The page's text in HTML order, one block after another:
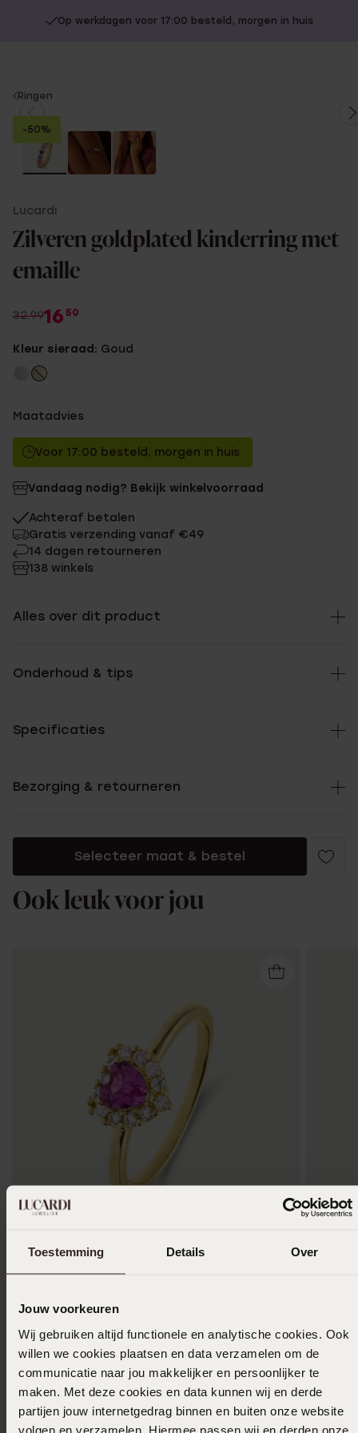
Toestemming Details Over
Jouw voorkeuren
Wij gebruiken altijd functionele en analytische cookies. Ook
willen we cookies plaatsen en data verzamelen om de
communicatie naar jou makkelijker en persoonlijker te
maken. Met deze cookies en data kunnen wij en derde
partijen jouw internetgedrag binnen en buiten onze website
volgen en verzamelen. Hiermee passen wij en derden onze
Op werkdagen voor 17:00 besteld, morgen in huis
You
are
here:
Ringen
-50%
Lucardi
Zilveren goldplated kinderring met
emaille
32.9916 50
Kleur sieraad: Goud
Maatadvies
Voor 17:00 besteld, morgen in huis
Vandaag nodig? Bekijk winkelvoorraad
Achteraf betalen
Gratis verzending vanaf €49
14 dagen retourneren
138 winkels
Alles over dit product
Onderhoud & tips
Specificaties
Bezorging & retourneren
Selecteer maat & bestel
Ook leuk voor jou
Zilveren goldplated kinder ring met zirkonia
34.991750
-50% -70%